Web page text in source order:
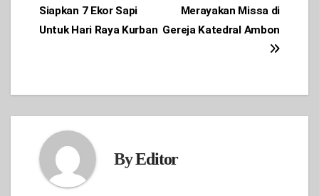
navigation
Merayakan Missa di
Gereja Katedral Ambon
Siapkan 7 Ekor Sapi
Untuk Hari Raya Kurban
ByEditor